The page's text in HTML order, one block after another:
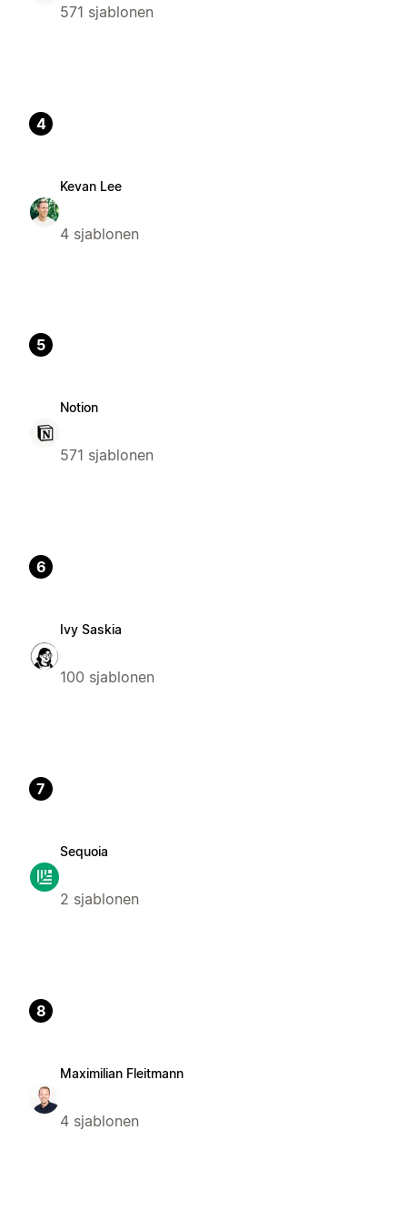
571 sjablonen
4
Kevan Lee
4 sjablonen
5
Notion
571 sjablonen
6
Ivy Saskia
100 sjablonen
7
Sequoia
2 sjablonen
8
Maximilian Fleitmann
4 sjablonen